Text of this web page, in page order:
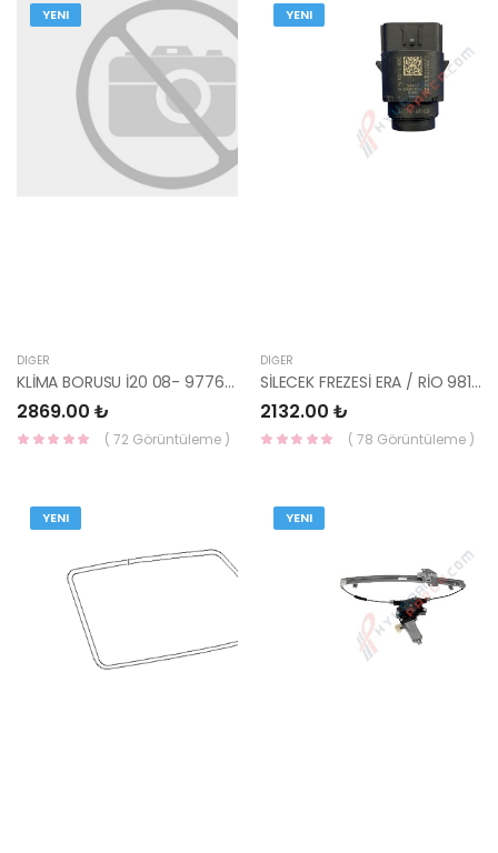
YENI
DIĞER
KLİMA BORUSU İ20 08- 97762-4P150-HMC
2869.00 ₺
( 72 Görüntüleme )
YENI
DIĞER
SİLECEK FREZESİ ERA / RİO 98120-1G000-HMC
2132.00 ₺
( 78 Görüntüleme )
YENI YENI